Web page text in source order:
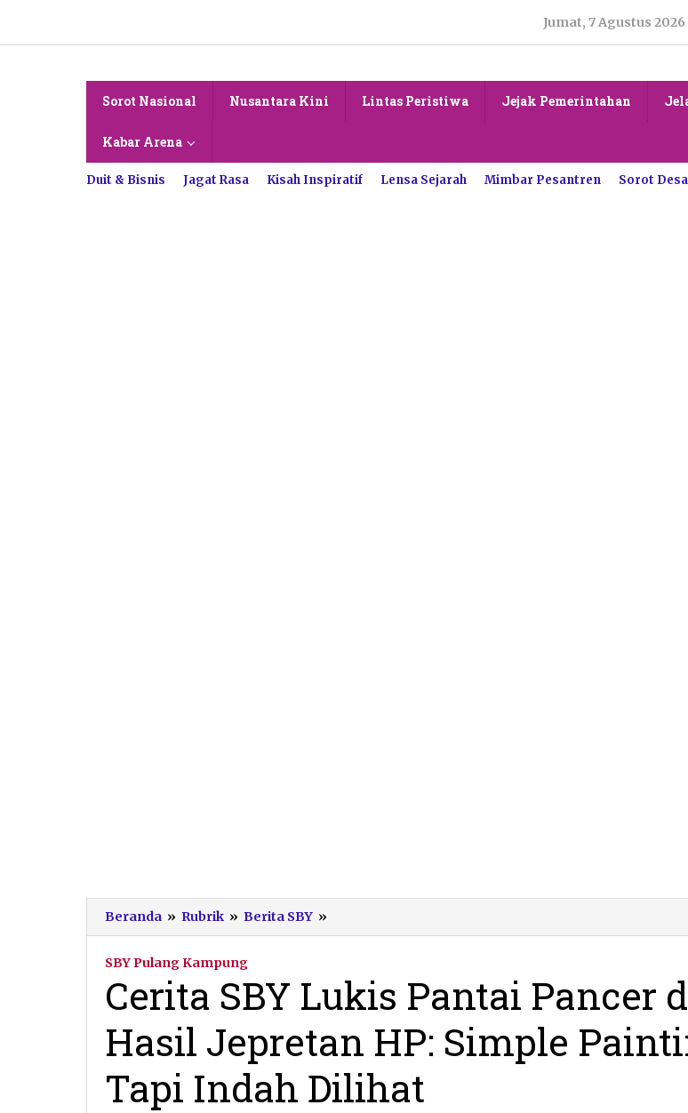
konten
Jumat, 7 Agustus 2026
Sorot Nasional Nusantara Kini Lintas Peristiwa Jejak Pemerintahan
Kabar Arena
Duit & Bisnis Jagat Rasa Kisah Inspiratif Lensa Sejarah Mimbar Pesantren Sorot Desa
Beranda » Rubrik » Berita SBY »
SBY
Pancer
dari
Jepretan
Simple
Painting
SBY Pulang Kampung
Cerita SBY Lukis Pantai Pancer
Hasil Jepretan HP: Simple
Tapi Indah Dilihat